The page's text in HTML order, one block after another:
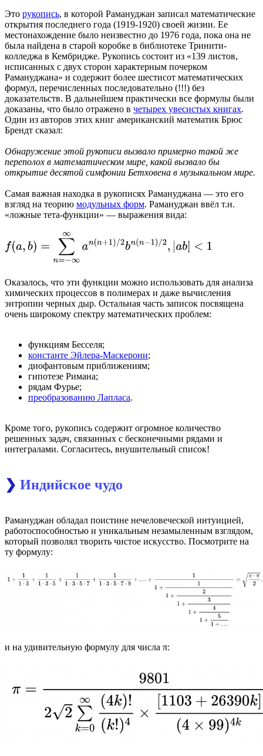
Это рукопись, в которой Рамануджан записал математические
открытия последнего года (1919-1920) своей жизни. Ее
местонахождение было неизвестно до 1976 года, пока она не
была найдена в старой коробке в библиотеке Тринити-
колледжа в Кембридже. Рукопись состоит из «139 листов,
исписанных с двух сторон характерным почерком
Рамануджана» и содержит более шестисот математических
формул, перечисленных последовательно (!!!) без
доказательств. В дальнейшем практически все формулы были
доказаны, что было отражено в четырех увесистых книгах.
Один из авторов этих книг американский математик Брюс
Брендт сказал:
Обнаружение этой рукописи вызвало примерно такой же
переполох в математическом мире, какой вызвало бы
открытие десятой симфонии Бетховена в музыкальном мире.
Самая важная находка в рукописях Рамануджана — это его
взгляд на теорию модульных форм. Рамануджан ввёл т.н.
«ложные тета-функции» — выражения вида:
Оказалось, что эти функции можно использовать для анализа
химических процессов в полимерах и даже вычисления
энтропии черных дыр. Остальная часть записок посвящена
очень широкому спектру математических проблем:
функциям Бесселя;
константе Эйлера-Маскерони;
диофантовым приближениям;
гипотезе Римана;
рядам Фурье;
преобразованию Лапласа.
Кроме того, рукопись содержит огромное количество
решенных задач, связанных с бесконечными рядами и
интегралами. Согласитесь, внушительный список!
❯ Индийское чудо
Рамануджан обладал поистине нечеловеческой интуицией,
работоспособностью и уникальным незамыленным взглядом,
который позволял творить чистое искусство. Посмотрите на
ту формулу:
и на удивительную формулу для числа π: